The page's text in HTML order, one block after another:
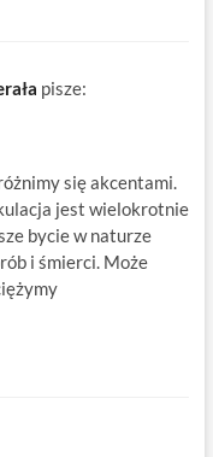
pisze:
się akcentami.
jest wielokrotnie
bycie w naturze
i śmierci. Może